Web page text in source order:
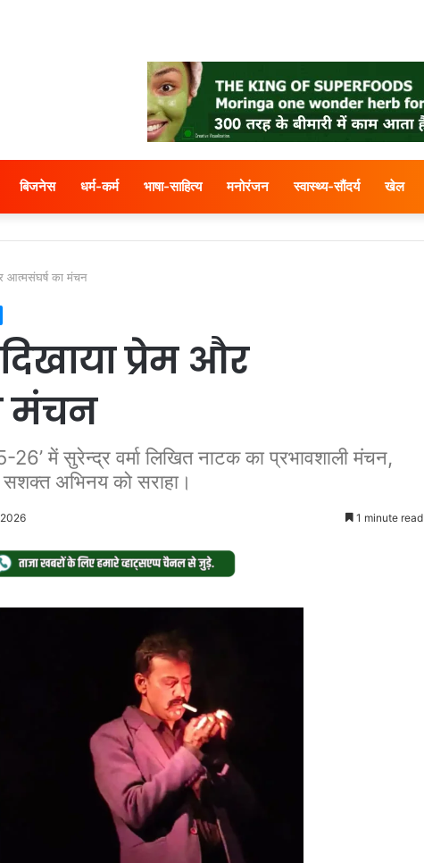
बिजनेस धर्म-कर्म भाषा-साहित्य मनोरंजन स्वास्थ्य-सौंदर्य खेल
आत्मसंघर्ष का मंचन
प्रेम और
मंचन
26’ में सुरेन्द्र वर्मा लिखित नाटक का प्रभावशाली मंचन,
अभिनय को सराहा।
1 minute read